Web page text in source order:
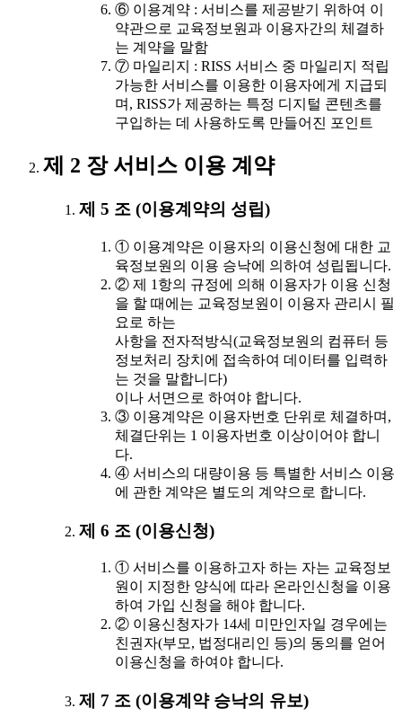
⑥ 이용계약 : 서비스를 제공받기 위하여 이
약관으로 교육정보원과 이용자간의 체결하
는 계약을 말함
⑦ 마일리지 : RISS 서비스 중 마일리지 적립
가능한 서비스를 이용한 이용자에게 지급되
며, RISS가 제공하는 특정 디지털 콘텐츠를
구입하는 데 사용하도록 만들어진 포인트
제 2 장 서비스 이용 계약
제 5 조 (이용계약의 성립)
① 이용계약은 이용자의 이용신청에 대한 교
육정보원의 이용 승낙에 의하여 성립됩니다.
② 제 1항의 규정에 의해 이용자가 이용 신청
을 할 때에는 교육정보원이 이용자 관리시 필
요로 하는
사항을 전자적방식(교육정보원의 컴퓨터 등
정보처리 장치에 접속하여 데이터를 입력하
는 것을 말합니다)
이나 서면으로 하여야 합니다.
③ 이용계약은 이용자번호 단위로 체결하며,
체결단위는 1 이용자번호 이상이어야 합니
다.
④ 서비스의 대량이용 등 특별한 서비스 이용
에 관한 계약은 별도의 계약으로 합니다.
제 6 조 (이용신청)
① 서비스를 이용하고자 하는 자는 교육정보
원이 지정한 양식에 따라 온라인신청을 이용
하여 가입 신청을 해야 합니다.
② 이용신청자가 14세 미만인자일 경우에는
친권자(부모, 법정대리인 등)의 동의를 얻어
이용신청을 하여야 합니다.
제 7 조 (이용계약 승낙의 유보)